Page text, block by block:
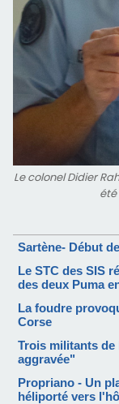
Le colonel Didier
Sartène- Début
Le STC des SIS
des deux Puma
La foudre
Corse
Trois militants de
aggravée"
Propriano - Un
héliporté vers